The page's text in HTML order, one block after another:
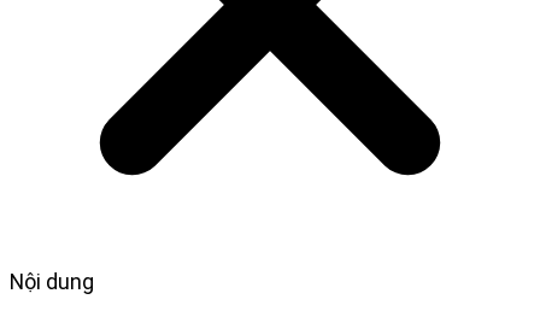
Nội dung